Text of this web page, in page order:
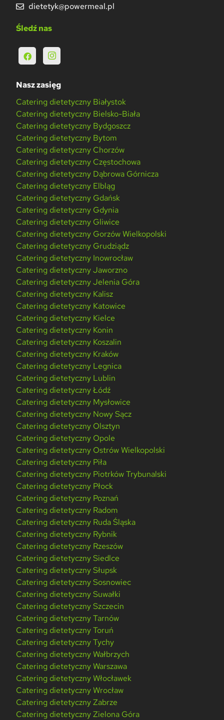
dietetyk@powermeal.pl
Śledź nas
Nasz zasięg
Catering dietetyczny Białystok
Catering dietetyczny Bielsko-Biała
Catering dietetyczny Bydgoszcz
Catering dietetyczny Bytom
Catering dietetyczny Chorzów
Catering dietetyczny Częstochowa
Catering dietetyczny Dąbrowa Górnicza
Catering dietetyczny Elbląg
Catering dietetyczny Gdańsk
Catering dietetyczny Gdynia
Catering dietetyczny Gliwice
Catering dietetyczny Gorzów Wielkopolski
Catering dietetyczny Grudziądz
Catering dietetyczny Inowrocław
Catering dietetyczny Jaworzno
Catering dietetyczny Jelenia Góra
Catering dietetyczny Kalisz
Catering dietetyczny Katowice
Catering dietetyczny Kielce
Catering dietetyczny Konin
Catering dietetyczny Koszalin
Catering dietetyczny Kraków
Catering dietetyczny Legnica
Catering dietetyczny Lublin
Catering dietetyczny Łódź
Catering dietetyczny Mysłowice
Catering dietetyczny Nowy Sącz
Catering dietetyczny Olsztyn
Catering dietetyczny Opole
Catering dietetyczny Ostrów Wielkopolski
Catering dietetyczny Piła
Catering dietetyczny Piotrków Trybunalski
Catering dietetyczny Płock
Catering dietetyczny Poznań
Catering dietetyczny Radom
Catering dietetyczny Ruda Śląska
Catering dietetyczny Rybnik
Catering dietetyczny Rzeszów
Catering dietetyczny Siedlce
Catering dietetyczny Słupsk
Catering dietetyczny Sosnowiec
Catering dietetyczny Suwałki
Catering dietetyczny Szczecin
Catering dietetyczny Tarnów
Catering dietetyczny Toruń
Catering dietetyczny Tychy
Catering dietetyczny Wałbrzych
Catering dietetyczny Warszawa
Catering dietetyczny Włocławek
Catering dietetyczny Wrocław
Catering dietetyczny Zabrze
Catering dietetyczny Zielona Góra